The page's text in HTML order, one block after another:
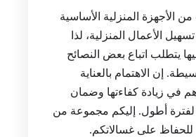
من الأجهزة المنزلية الأساسية
الأعمال المنزلية، لذا
يتطلب اتباع بعض النصائح
إن الاهتمام بالعناية
في زيادة كفاءتها وضمان
لفترة أطول. إليكم مجموعة من
للحفاظ على غسالاتكم.